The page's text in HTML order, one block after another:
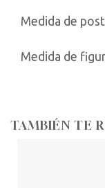
Medida de
Medida de
TAMBIÉN TE